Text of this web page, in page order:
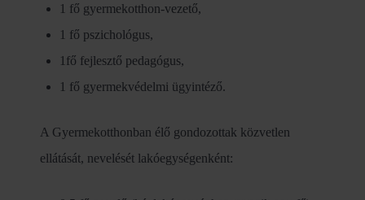
1 fő gyermekotthon-vezető,
1 fő pszichológus,
1fő fejlesztő pedagógus,
1 fő gyermekvédelmi ügyintéző.
A Gyermekotthonban élő gondozottak közvetlen
ellátását, nevelését lakóegységenként: